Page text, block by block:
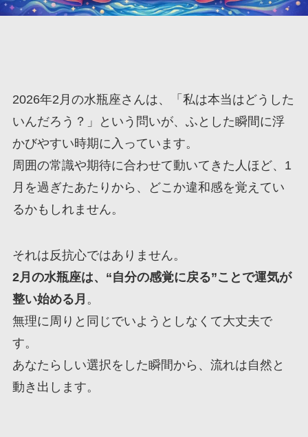
2026年2月の水瓶座さんは、「私は本当はどうした
いんだろう？」という問いが、ふとした瞬間に浮
かびやすい時期に入っています。
周囲の常識や期待に合わせて動いてきた人ほど、1
月を過ぎたあたりから、どこか違和感を覚えてい
るかもしれません。
それは反抗心ではありません。
2月の水瓶座は、“自分の感覚に戻る”ことで運気が
整い始める月 。
無理に周りと同じでいようとしなくて大丈夫で
す。
あなたらしい選択をした瞬間から、流れは自然と
動き出します。